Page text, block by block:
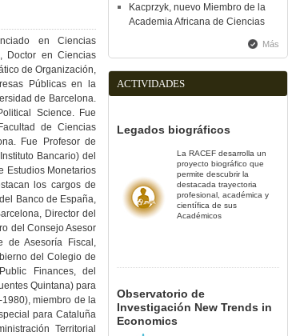
en Ciencias
Doctor en Ciencias
de Organización,
Públicas en la
de Barcelona.
Science. Fue
de Ciencias
Fue Profesor de
Bancario) del
Estudios Monetarios
los cargos de
Banco de España,
Director del
del Consejo Asesor
Asesoría Fiscal,
del Colegio de
Finances, del
Quintana) para
miembro de la
para Cataluña
Territorial
Kacprzyk, nuevo Miembro de la
Academia Africana de Ciencias
Más
ACTIVIDADES
Legados biográficos
La RACEF desarrolla un
proyecto biográfico que
permite descubrir la
destacada trayectoria
profesional, académica y
científica de sus
Académicos
Observatorio de
Investigación New Trends in
Economics